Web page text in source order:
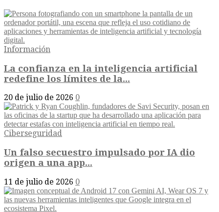
Información
La confianza en la inteligencia artificial
redefine los límites de la...
20 de julio de 2026 0
Ciberseguridad
Un falso secuestro impulsado por IA dio
origen a una app...
11 de julio de 2026 0